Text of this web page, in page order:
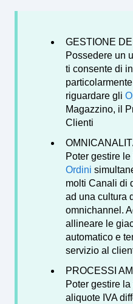
GESTIONE
Possedere un
ti consente di
riguardare gli
Magazzino, il
Clienti
Poter gestire
Ordini
molti Canali di
ad una cultura
omnichannel.
allineare le
automatico e
servizio al
PROCESSI
Poter gestire
aliquote IVA